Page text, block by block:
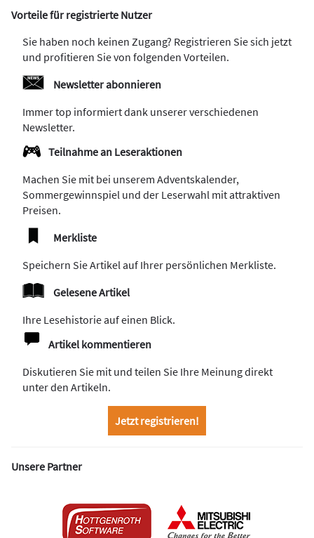
Vorteile für registrierte Nutzer
Sie haben noch keinen Zugang? Registrieren Sie sich jetzt
und profitieren Sie von folgenden Vorteilen.
Newsletter abonnieren
Immer top informiert dank unserer verschiedenen
Newsletter.
Teilnahme an Leseraktionen
Machen Sie mit bei unserem Adventskalender,
Sommergewinnspiel und der Leserwahl mit attraktiven
Preisen.
Merkliste
Speichern Sie Artikel auf Ihrer persönlichen Merkliste.
Gelesene Artikel
Ihre Lesehistorie auf einen Blick.
Artikel kommentieren
Diskutieren Sie mit und teilen Sie Ihre Meinung direkt
unter den Artikeln.
Jetzt registrieren!
Unsere Partner